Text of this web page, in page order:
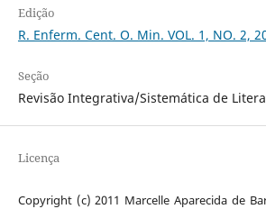
Edição
R. Enferm. Cent. O. Min. VOL. 1, NO. 2,
Seção
Revisão Integrativa/Sistemática de
Licença
Copyright (c) 2011 Marcelle Aparecida de